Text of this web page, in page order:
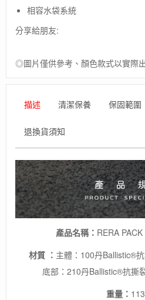
背
包/
輕
登
背
包
數
量
相容水袋系統
分享給朋友:
◎圖片僅供參考、顏色款式以實際
描述 清潔保養 保固範圍
退換貨須知
產品名稱： RERA
材質 ： 主體：100丹Ballistic®
底部：210丹Ballistic®抗撕
重量：